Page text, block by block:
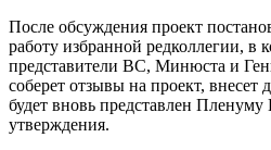
После обсуждения проект
работу избранной редколлегии, в
представители ВС, Минюста и
соберет отзывы на проект, внесет
будет вновь представлен
утверждения.